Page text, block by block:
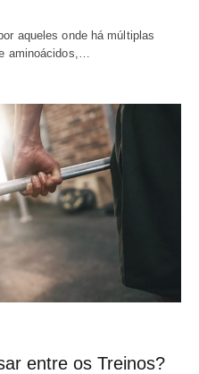
aqueles onde há múltiplas
aminoácidos,…
entre os Treinos?